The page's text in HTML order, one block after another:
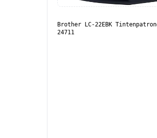
Brother LC-22EBK
24711